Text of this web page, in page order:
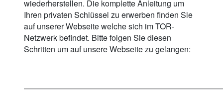
wiederherstellen. Die komplette Anleitung um
Ihren privaten Schlüssel zu erwerben finden Sie
auf unserer Webseite welche sich im TOR-
Netzwerk befindet. Bitte folgen Sie diesen
Schritten um auf unsere Webseite zu gelangen: